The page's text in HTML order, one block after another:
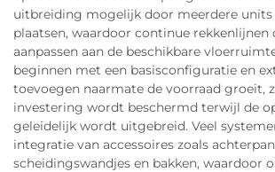
uitbreiding mogelijk door meerdere units
plaatsen, waardoor continue rekkenlijnen
aanpassen aan de beschikbare
beginnen met een basisconfiguratie en
toevoegen naarmate de voorraad groeit,
investering wordt beschermd terwijl de
geleidelijk wordt uitgebreid. Veel
integratie van accessoires zoals
scheidingswandjes en bakken, waardoor